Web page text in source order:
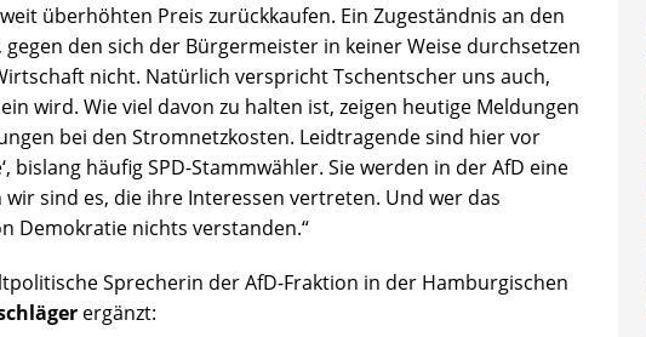
überhöhten Preis zurückkaufen. Ein Zugeständnis an den
den sich der Bürgermeister in keiner Weise durchsetzen
nicht. Natürlich verspricht Tschentscher uns auch,
wird. Wie viel davon zu halten ist, zeigen heutige Meldungen
bei den Stromnetzkosten. Leidtragende sind hier vor
bislang häufig SPD-Stammwähler. Sie werden in der AfD eine
sind es, die ihre Interessen vertreten. Und wer das
Demokratie nichts verstanden.“
Sprecherin der AfD-Fraktion in der Hamburgischen
ergänzt: